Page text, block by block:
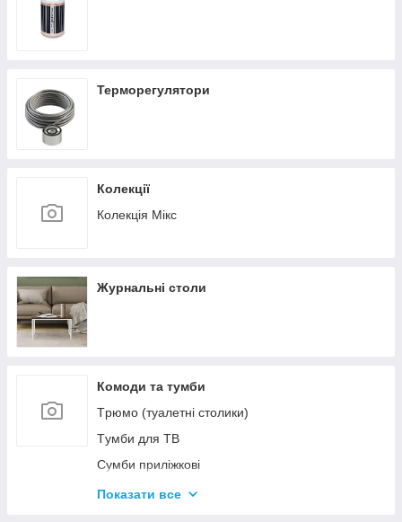
Терморегулятори
Колекції
Колекція Мікс
Журнальні столи
Комоди та тумби
Tрюмо (туалетні столики)
Tумби для ТВ
Сумби приліжкові
Комоди
Показати все